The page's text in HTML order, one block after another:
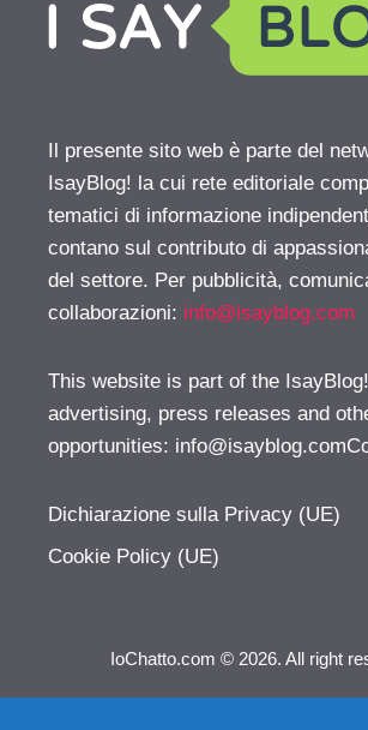
Il presente sito web è parte del
IsayBlog! la cui rete editoriale
tematici di informazione
contano sul contributo di
del settore. Per pubblicità,
collaborazioni: info@isayblog.com
This website is part of the
advertising, press releases and
opportunities:
Dichiarazione sulla Privacy (UE)
Cookie Policy (UE)
IoChatto.com © 2026. All right